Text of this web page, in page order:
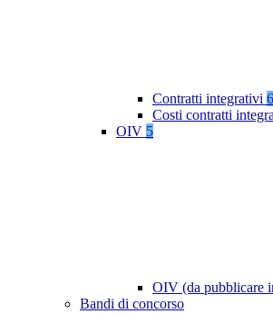
Contratti integrativi 6
Costi contratti
OIV 5
OIV (da pubblicare
Bandi di concorso